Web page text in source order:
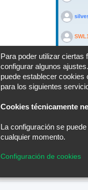
>
>
>
> borki
Todos
Configuración de cookies
Para poder utilizar ciertas
configurar algunos
puede establecer cookies
para los siguientes
Cookies técnicamente
La configuración se
cualquier momento.
Configuración de cookies